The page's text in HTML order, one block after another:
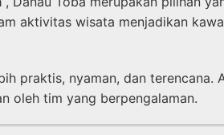
aktivitas wisata menjadikan
praktis, nyaman, dan
oleh tim yang berpengalaman.